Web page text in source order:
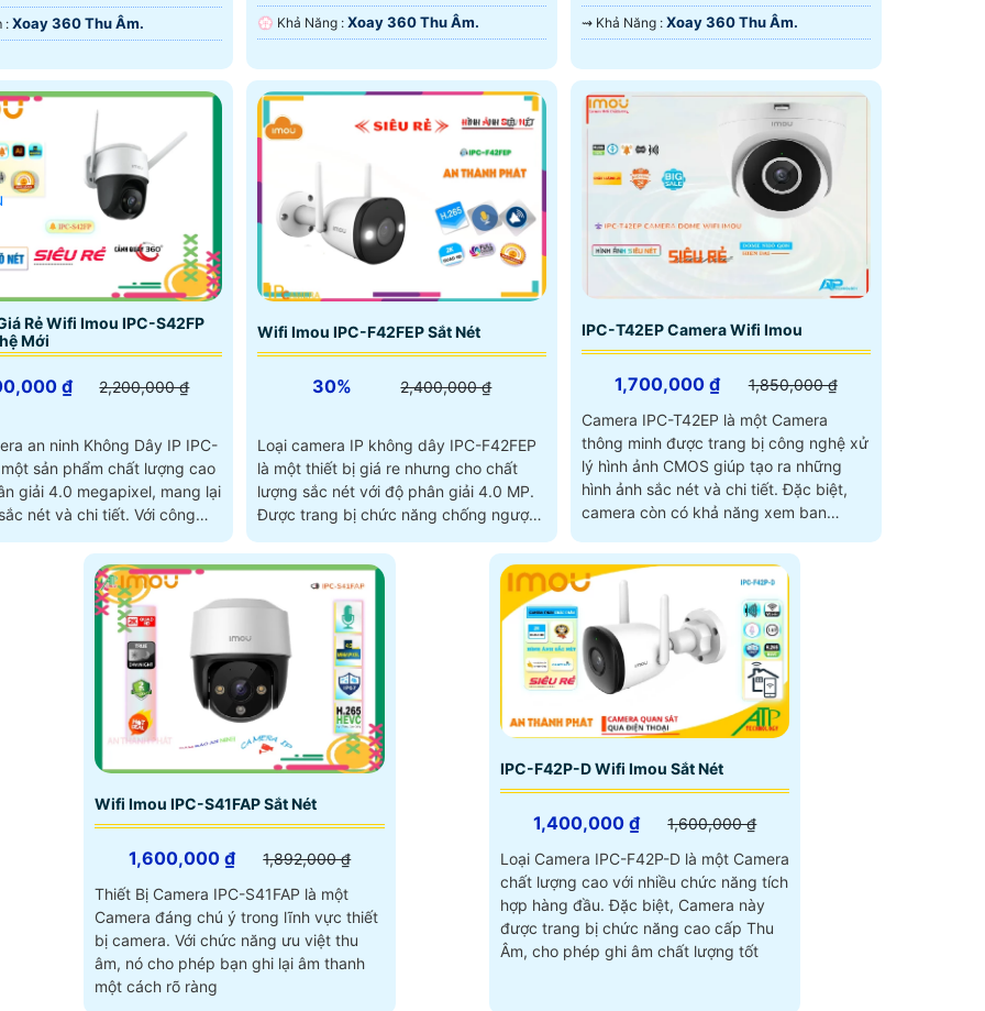
️⌘ Ưu Điểm : Xoay 360 Thu Âm. ️💮 Khả Năng : Xoay 360 Thu Âm. ️⇝ Khả Năng : Xoay 360 Thu Âm.
Rẻ Wifi Imou IPC-S42FP
Mới
₫ 2,200,000 ₫
an ninh Không Dây IP IPC-
một sản phẩm chất lượng cao
giải 4.0 megapixel, mang lại
nét và chi tiết. Với công
Wifi Imou IPC-F42FEP Sắt Nét
30% 2,400,000 ₫
Loại camera IP không dây IPC-F42FEP
là một thiết bị giá re nhưng cho chất
lượng sắc nét với độ phân giải 4.0 MP.
Được trang bị chức năng chống ngược
IPC-T42EP Camera Wifi Imou
1,700,000 ₫
1,850,000 ₫
Camera IPC-T42EP là một Camera
thông minh được trang bị công nghệ xử
lý hình ảnh CMOS giúp tạo ra những
hình ảnh sắc nét và chi tiết. Đặc biệt,
camera còn có khả năng xem ban
Wifi Imou IPC-S41FAP Sắt Nét
1,600,000 ₫
1,892,000 ₫
Thiết Bị Camera IPC-S41FAP là một
Camera đáng chú ý trong lĩnh vực thiết
bị camera. Với chức năng ưu việt thu
âm, nó cho phép bạn ghi lại âm thanh
một cách rõ ràng
IPC-F42P-D Wifi Imou Sắt Nét
1,400,000 ₫
1,600,000 ₫
Loại Camera IPC-F42P-D là một Camera
chất lượng cao với nhiều chức năng tích
hợp hàng đầu. Đặc biệt, Camera này
được trang bị chức năng cao cấp Thu
Âm, cho phép ghi âm chất lượng tốt